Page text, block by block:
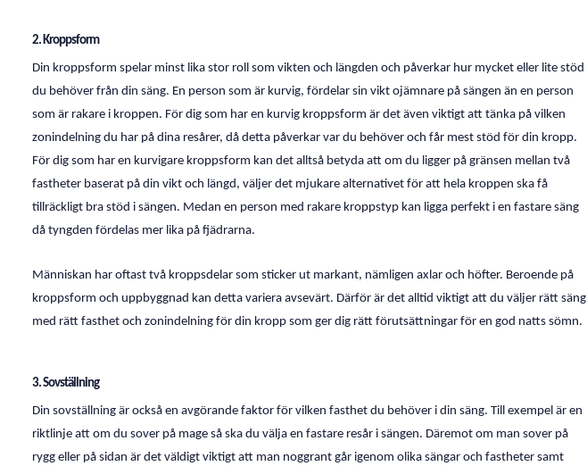
2. Kroppsform
Din kroppsform spelar minst lika stor roll som vikten och längden och påverkar hur mycket eller lite stöd
du behöver från din säng. En person som är kurvig, fördelar sin vikt ojämnare på sängen än en person
som är rakare i kroppen. För dig som har en kurvig kroppsform är det även viktigt att tänka på vilken
zonindelning du har på dina resårer, då detta påverkar var du behöver och får mest stöd för din kropp.
För dig som har en kurvigare kroppsform kan det alltså betyda att om du ligger på gränsen mellan två
fastheter baserat på din vikt och längd, väljer det mjukare alternativet för att hela kroppen ska få
tillräckligt bra stöd i sängen. Medan en person med rakare kroppstyp kan ligga perfekt i en fastare säng
då tyngden fördelas mer lika på fjädrarna.
Människan har oftast två kroppsdelar som sticker ut markant, nämligen axlar och höfter. Beroende på
kroppsform och uppbyggnad kan detta variera avsevärt. Därför är det alltid viktigt att du väljer rätt säng
med rätt fasthet och zonindelning för din kropp som ger dig rätt förutsättningar för en god natts sömn.
3. Sovställning
Din sovställning är också en avgörande faktor för vilken fasthet du behöver i din säng. Till exempel är en
riktlinje att om du sover på mage så ska du välja en fastare resår i sängen. Däremot om man sover på
rygg eller på sidan är det väldigt viktigt att man noggrant går igenom olika sängar och fastheter samt